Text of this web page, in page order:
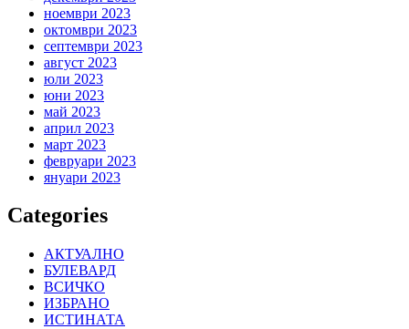
ноември 2023
октомври 2023
септември 2023
август 2023
юли 2023
юни 2023
май 2023
април 2023
март 2023
февруари 2023
януари 2023
Categories
АКТУАЛНО
БУЛЕВАРД
ВСИЧКО
ИЗБРАНО
ИСТИНАТА